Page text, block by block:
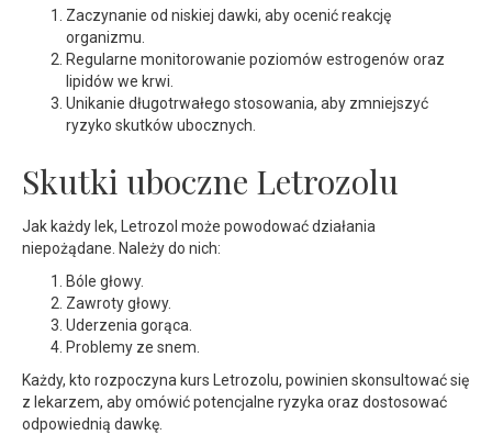
Zaczynanie od niskiej dawki, aby ocenić reakcję
organizmu.
Regularne monitorowanie poziomów estrogenów oraz
lipidów we krwi.
Unikanie długotrwałego stosowania, aby zmniejszyć
ryzyko skutków ubocznych.
Skutki uboczne Letrozolu
Jak każdy lek, Letrozol może powodować działania
niepożądane. Należy do nich:
Bóle głowy.
Zawroty głowy.
Uderzenia gorąca.
Problemy ze snem.
Każdy, kto rozpoczyna kurs Letrozolu, powinien skonsultować się
z lekarzem, aby omówić potencjalne ryzyka oraz dostosować
odpowiednią dawkę.